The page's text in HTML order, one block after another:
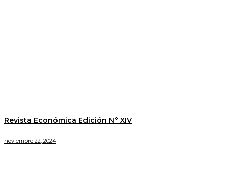
Revista Económica Edición N° XIV
noviembre 22, 2024